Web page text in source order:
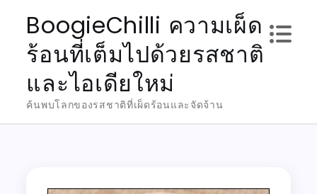
content
BoogieChilli ความเผ็ด
ร้อนที่เต็มไปด้วยรสชาติ
และไอเดียใหม่
ค้นพบโลกของรสชาติที่เผ็ดร้อนและจัดจ้าน